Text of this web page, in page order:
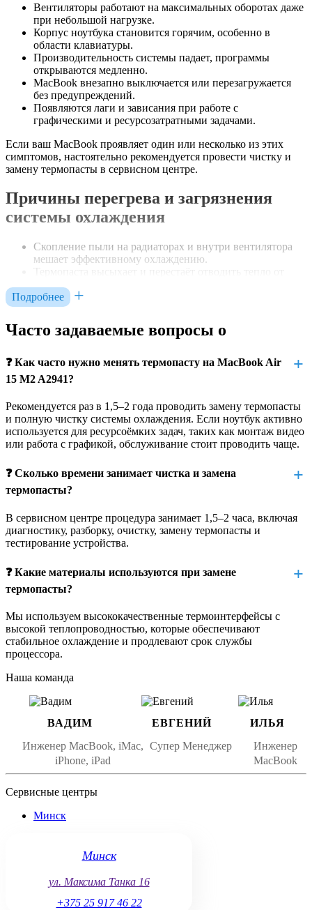
Вентиляторы работают на максимальных оборотах даже
при небольшой нагрузке.
Корпус ноутбука становится горячим, особенно в
области клавиатуры.
Производительность системы падает, программы
открываются медленно.
MacBook внезапно выключается или перезагружается
без предупреждений.
Появляются лаги и зависания при работе с
графическими и ресурсозатратными задачами.
Если ваш MacBook проявляет один или несколько из этих
симптомов, настоятельно рекомендуется провести чистку и
замену термопасты в сервисном центре.
Причины перегрева и загрязнения
системы охлаждения
Скопление пыли на радиаторах и внутри вентилятора
мешает эффективному охлаждению.
Термопаста высыхает и перестаёт отводить тепло от
Использование ноутбука на мягких поверхностях,
закрывающих вентиляционные отверстия.
должного охлаждения.
эксплуатации без обслуживания.
термопасты
Перед выполнением работ проводится полная диагностика
системы охлаждения. Наши специалисты:
Измеряют температуру процессора и видеочипа.
Проверяют работу вентиляторов и датчиков
Анализируют уровень загрузки системы и
тепловыделение.
Определяют, требуется ли только очистка или нужна
замена термопасты.
По результатам диагностики мы рекомендуем оптимальное
решение для восстановления стабильной работы устройства.
Как проводится чистка системы
охлаждения MacBook Air 15 M2 A2941
охлаждения
Для профессиональной чистки устройство аккуратно
разбирается. Специалисты открывают корпус, демонтируют
систему охлаждения, чтобы добраться до радиаторов и
процессора.
Очистка пыли с радиаторов и системы
вентиляции
Накопленная пыль и загрязнения удаляются с помощью
элементы внутри ноутбука.
Замена термопасты
После удаления старого термоинтерфейса наносится новый
Подробнее
Часто задаваемые вопросы о
❓ Как часто нужно менять термопасту на MacBook Air
15 M2 A2941?
Рекомендуется раз в 1,5–2 года проводить замену термопасты
и полную чистку системы охлаждения. Если ноутбук активно
используется для ресурсоёмких задач, таких как монтаж видео
или работа с графикой, обслуживание стоит проводить чаще.
❓ Сколько времени занимает чистка и замена
термопасты?
В сервисном центре процедура занимает 1,5–2 часа, включая
диагностику, разборку, очистку, замену термопасты и
тестирование устройства.
❓ Какие материалы используются при замене
термопасты?
Мы используем высококачественные термоинтерфейсы с
высокой теплопроводностью, которые обеспечивают
стабильное охлаждение и продлевают срок службы
процессора.
Наша команда
ВАДИМ
Инженер MacBook, iMac,
iPhone, iPad
ЕВГЕНИЙ
Супер Менеджер
ИЛЬЯ
Инженер
MacBook
Сервисные центры
Минск
Минск
ул. Максима Танка 16
+375 25 917 46 22